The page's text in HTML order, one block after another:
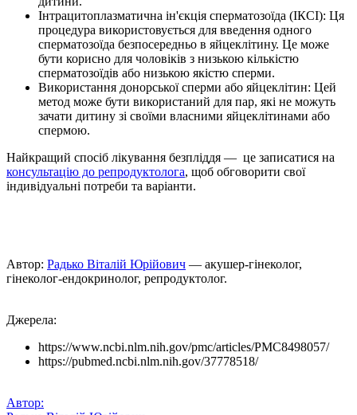
Інтрацитоплазматична ін'єкція сперматозоїда (ІКСІ): Ця
процедура використовується для введення одного
сперматозоїда безпосередньо в яйцеклітину. Це може
бути корисно для чоловіків з низькою кількістю
сперматозоїдів або низькою якістю сперми.
Використання донорської сперми або яйцеклітин: Цей
метод може бути використаний для пар, які не можуть
зачати дитину зі своїми власними яйцеклітинами або
спермою.
Найкращий спосіб лікування безпліддя — це записатися на
консультацію до репродуктолога, щоб обговорити свої
індивідуальні потреби та варіанти.
Автор: Радько Віталій Юрійович — акушер-гінеколог,
гінеколог-ендокринолог, репродуктолог.
Джерела:
https://www.ncbi.nlm.nih.gov/pmc/articles/PMC8498057/
https://pubmed.ncbi.nlm.nih.gov/37778518/
Автор: